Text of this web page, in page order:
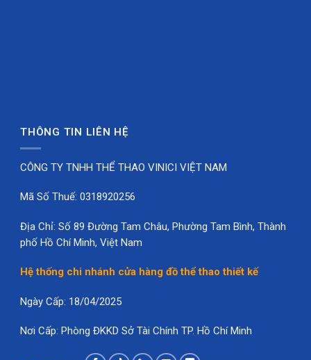
THÔNG TIN LIÊN HỆ
CÔNG TY TNHH THỂ THAO VINICI VIỆT NAM
Mã Số Thuế: 0318920256
Địa Chỉ: Số 89 Đường Tam Châu, Phường Tam Bình, Thành
phố Hồ Chí Minh, Việt Nam
Hệ thống chi nhánh cửa hàng đồ thể thao thiết kế
Ngày Cấp: 18/04/2025
Nơi Cấp: Phòng ĐKKD Sở Tài Chính TP. Hồ Chí Minh